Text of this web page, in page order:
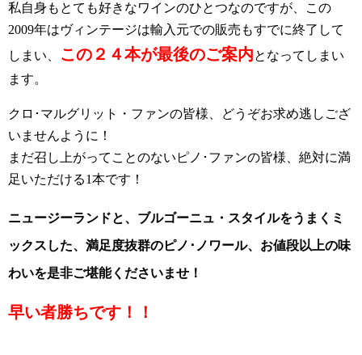
私自身もとても好きなワインのひとつなのですが、この
2009年はヴィンテージは輸入元での販売もすでに終了して
しまい、
この２４本が最後のご案内となってしまい
ます。
クロ･マルグリット・ファンの皆様、どうぞお求め逃しござ
いませんように！
まだ召し上がってことのないピノ･ファンの皆様、絶対に満
足いただける1本です！
ニュージーランドと、ブルゴーニュ・スタイルをうまくミ
ックスした、満足度抜群のピノ･ノワール、お値段以上の味
わいを是非ご堪能くださいませ！
早い者勝ちです！！